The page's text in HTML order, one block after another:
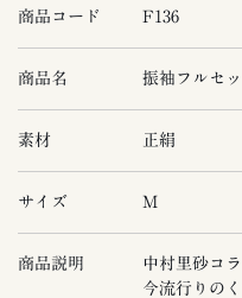
商品コード F136
商品名 振袖フルセ
素材 正絹
サイズ M
商品説明
中村里砂コ
今流行りの